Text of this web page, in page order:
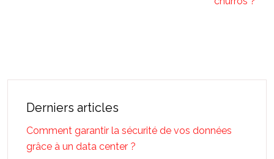
Derniers articles
Comment garantir la sécurité de vos données
grâce à un data center ?